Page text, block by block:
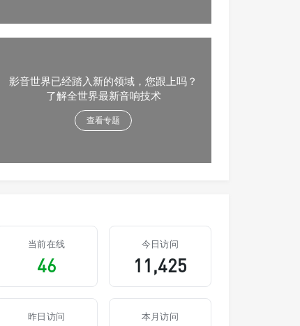
影音世界已经踏入新的领域，您跟上吗？
了解全世界最新音响技术
查看专题
当前在线
46
今日访问
11,425
昨日访问 本月访问